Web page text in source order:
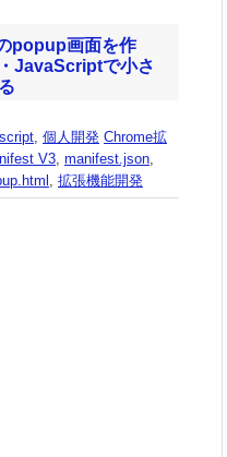
popup画面を作
JavaScriptで小さ
, 個人開発 Chrome拡
V3, manifest.json,
, 拡張機能開発